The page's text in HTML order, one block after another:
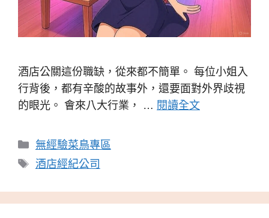
酒店公關這份職缺，從來都不簡單。 每位小姐入
行背後，都有辛酸的故事外，還要面對外界歧視
的眼光。 會來八大行業， … 閱讀全文
分
類
無經驗菜鳥專區
標
酒店經紀公司